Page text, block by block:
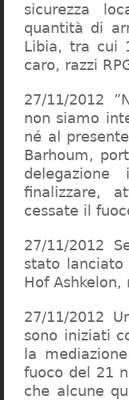
sicurezza
quantità di
Libia, tra cui
caro, razzi
27/11/2012
non siamo
né al
Barhoum,
finalizzare,
cessate il
27/11/2012
stato lanciato
Hof
27/11/2012
sono iniziati
la
fuoco del 21
che alcune